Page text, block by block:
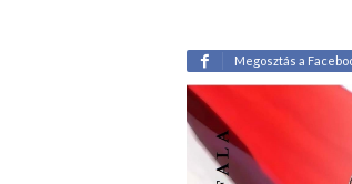
Megosztás a